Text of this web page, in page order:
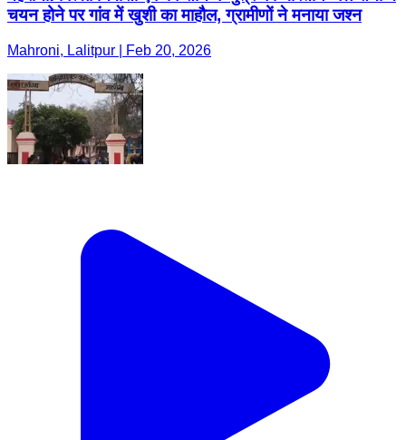
चयन होने पर गांव में खुशी का माहौल, ग्रामीणों ने मनाया जश्न
Mahroni, Lalitpur | Feb 20, 2026